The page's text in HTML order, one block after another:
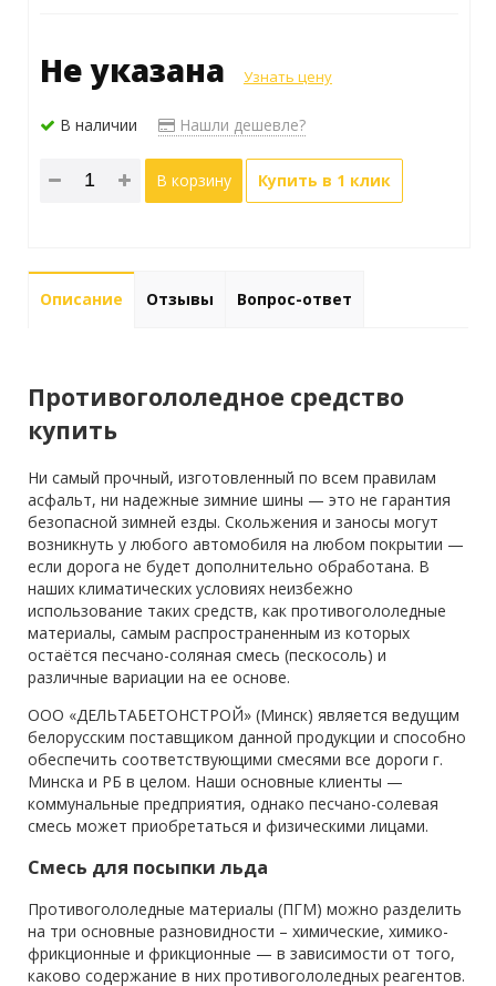
Не указана Узнать цену
В наличии Нашли дешевле?
В корзину Купить в 1 клик
Описание Отзывы Вопрос-ответ
Противогололедное средство
купить
Ни самый прочный, изготовленный по всем правилам
асфальт, ни надежные зимние шины — это не гарантия
безопасной зимней езды. Скольжения и заносы могут
возникнуть у любого автомобиля на любом покрытии —
если дорога не будет дополнительно обработана. В
наших климатических условиях неизбежно
использование таких средств, как противогололедные
материалы, самым распространенным из которых
остаётся песчано-соляная смесь (пескосоль) и
различные вариации на ее основе.
ООО «ДЕЛЬТАБЕТОНСТРОЙ» (Минск) является ведущим
белорусским поставщиком данной продукции и способно
обеспечить соответствующими смесями все дороги г.
Минска и РБ в целом. Наши основные клиенты —
коммунальные предприятия, однако песчано-солевая
смесь может приобретаться и физическими лицами.
Смесь для посыпки льда
Противогололедные материалы (ПГМ) можно разделить
на три основные разновидности – химические, химико-
фрикционные и фрикционные — в зависимости от того,
каково содержание в них противогололедных реагентов.